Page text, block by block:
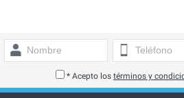
* Acepto los términos y